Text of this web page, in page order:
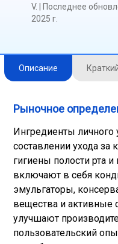
V.
Последнее
2025 г.
Описание
Рыночное
Ингредиенты личного
составлении ухода за
гигиены полости рта
включают в себя
эмульгаторы,
вещества и активные
улучшают
пользовательский